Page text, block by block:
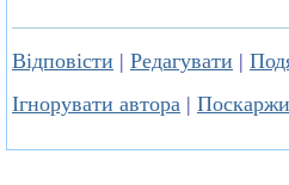
Відповісти | Редагувати |
Ігнорувати автора |